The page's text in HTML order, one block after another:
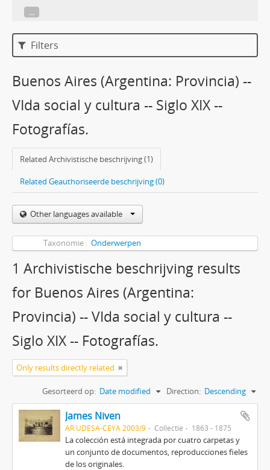
...
Filters
Buenos Aires (Argentina: Provincia) --
VIda social y cultura -- Siglo XIX --
Fotografías.
Related Archivistische beschrijving (1)
Related Geauthoriseerde beschrijving (0)
Other languages available
Taxonomie Onderwerpen
1 Archivistische beschrijving results
for Buenos Aires (Argentina:
Provincia) -- VIda social y cultura --
Siglo XIX -- Fotografías.
Only results directly related
Gesorteerd op: Date modified Direction: Descending
James Niven
AR UDESA-CEYA 2003/9 Collectie 1863 - 1875
La colección está integrada por cuatro carpetas y
un conjunto de documentos, reproducciones fieles
de los originales.